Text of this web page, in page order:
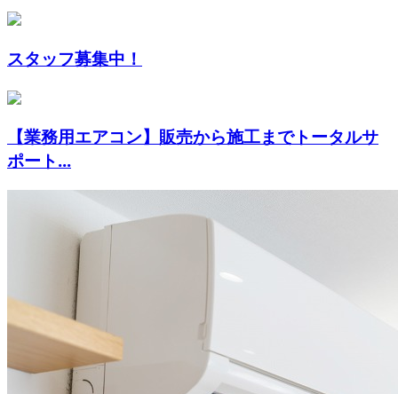
スタッフ募集中！
【業務用エアコン】販売から施工までトータルサ
ポート...